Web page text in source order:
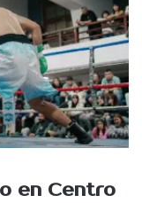
en Centro